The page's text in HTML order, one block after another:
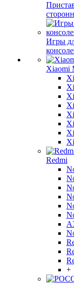
Игры
Xiaomi
Redmi
+